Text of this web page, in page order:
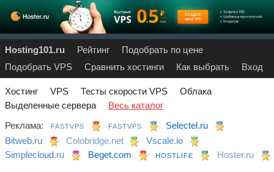
Hosting101.ru Рейтинг
Подобрать по цене
Подобрать VPS
Сравнить хостинги Как выбрать Вход
Хостинг VPS Тесты скорости VPS
Облака
Выделенные сервера
Весь каталог
Реклама:
FASTVPS FASTVPS
Selectel.ru
Bitweb.ru
Colobridge.net
Vscale.io
Simplecloud.ru
Beget.com HOSTLIFE Hoster.ru